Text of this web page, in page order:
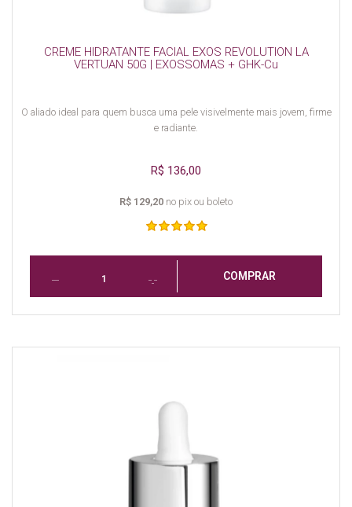
CREME HIDRATANTE FACIAL EXOS REVOLUTION LA
VERTUAN 50G | EXOSSOMAS + GHK-Cu
O aliado ideal para quem busca uma pele visivelmente mais jovem, firme
e radiante.
R$ 136,00
R$ 129,20 no pix ou boleto
COMPRAR